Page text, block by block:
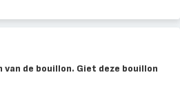
de bouillon. Giet deze bouillon